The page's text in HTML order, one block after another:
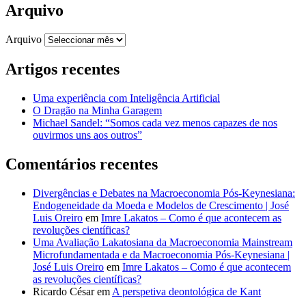
Arquivo
Arquivo
Artigos recentes
Uma experiência com Inteligência Artificial
O Dragão na Minha Garagem
Michael Sandel: “Somos cada vez menos capazes de nos
ouvirmos uns aos outros”
Comentários recentes
Divergências e Debates na Macroeconomia Pós-Keynesiana:
Endogeneidade da Moeda e Modelos de Crescimento | José
Luis Oreiro em Imre Lakatos – Como é que acontecem as
revoluções científicas?
Uma Avaliação Lakatosiana da Macroeconomia Mainstream
Microfundamentada e da Macroeconomia Pós-Keynesiana |
José Luis Oreiro em Imre Lakatos – Como é que acontecem
as revoluções científicas?
Ricardo Césarem A perspetiva deontológica de Kant